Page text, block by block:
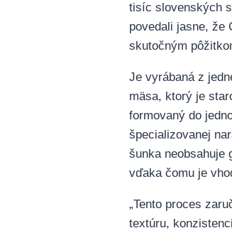
tisíc slovenských
povedali jasne, že
skutočným
Je vyrábaná z
mäsa, ktorý je
formovaný do
špecializovanej
šunka neobsahuje
vďaka čomu je
„Tento proces
textúru,